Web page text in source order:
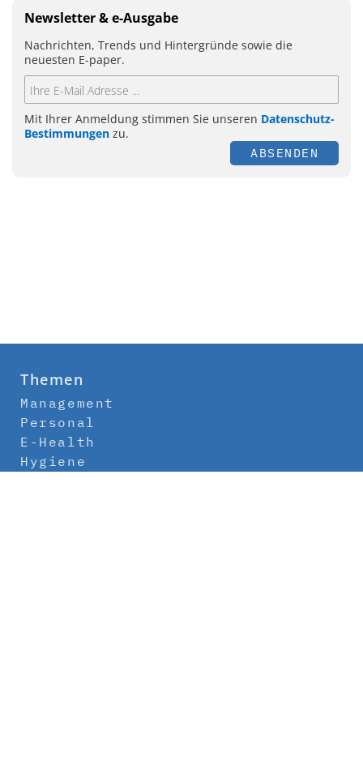
Newsletter & e-Ausgabe
Nachrichten, Trends und Hintergründe sowie die
neuesten E-paper.
Mit Ihrer Anmeldung stimmen Sie unseren Datenschutz-
Bestimmungen zu.
ABSENDEN
Themen
Management
Personal
E-Health
Hygiene